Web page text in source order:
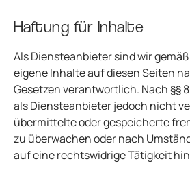
Haftung für Inhalte
Als Diensteanbieter sind wir gemäß
eigene Inhalte auf diesen Seiten
Gesetzen verantwortlich. Nach §§
als Diensteanbieter jedoch nicht
übermittelte oder gespeicherte
zu überwachen oder nach
auf eine rechtswidrige Tätigkeit